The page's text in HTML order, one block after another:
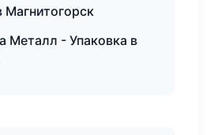
Металл - Упаковка в